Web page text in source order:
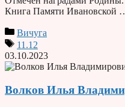
Книга Памяти Ивановской
Вичуга
11.12
03.10.2023
Волков Илья